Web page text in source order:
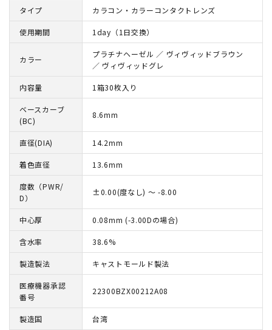
タイプ カラコン・カラーコンタクトレンズ
使用期間 1day（1日交換）
カラー
プラチナヘーゼル ／ ヴィヴィッドブラウン
／ ヴィヴィッドグレ
内容量 1箱30枚入り
ベースカーブ
(BC)
8.6mm
直径(DIA) 14.2mm
着色直径 13.6mm
度数（PWR/
D）
±0.00(度なし) ～ -8.00
中心厚 0.08mm (-3.00Dの場合)
含水率 38.6%
製造製法 キャストモールド製法
医療機器承認
番号
22300BZX00212A08
製造国 台湾